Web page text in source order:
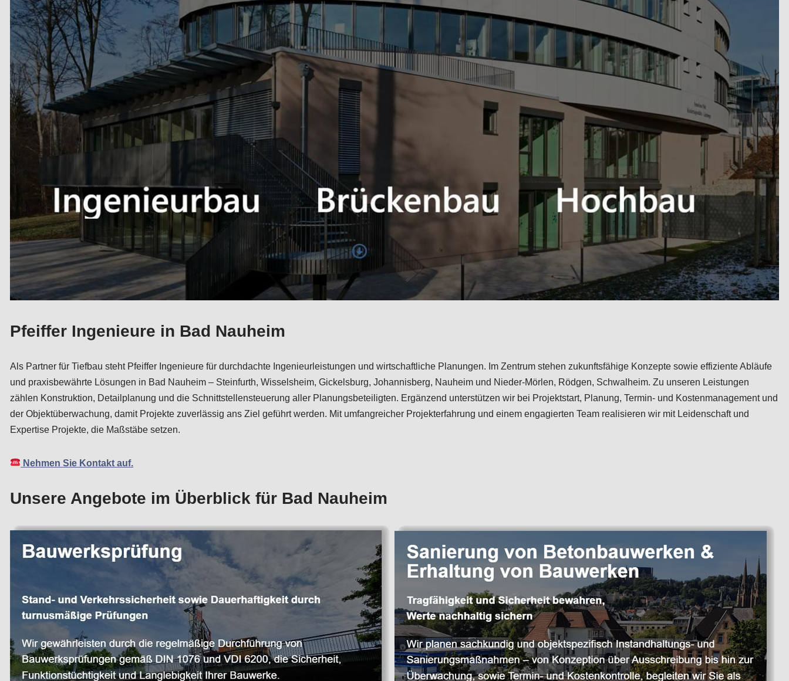
Pfeiffer Ingenieure in Bad Nauheim
Als Partner für Tiefbau steht Pfeiffer Ingenieure für durchdachte Ingenieurleistungen und wirtschaftliche Planungen. Im Zentrum stehen zukunftsfähige Konzepte sowie effiziente Abläufe
und praxisbewährte Lösungen in Bad Nauheim – Steinfurth, Wisselsheim, Gickelsburg, Johannisberg, Nauheim und Nieder-Mörlen, Rödgen, Schwalheim. Zu unseren Leistungen
zählen Konstruktion, Detailplanung und die Schnittstellensteuerung aller Planungsbeteiligten. Ergänzend unterstützen wir bei Projektstart, Planung, Termin- und Kostenmanagement und
der Objektüberwachung, damit Projekte zuverlässig ans Ziel geführt werden. Mit umfangreicher Projekterfahrung und einem engagierten Team realisieren wir mit Leidenschaft und
Expertise Projekte, die Maßstäbe setzen.
Nehmen Sie Kontakt auf.
Unsere Angebote im Überblick für Bad Nauheim